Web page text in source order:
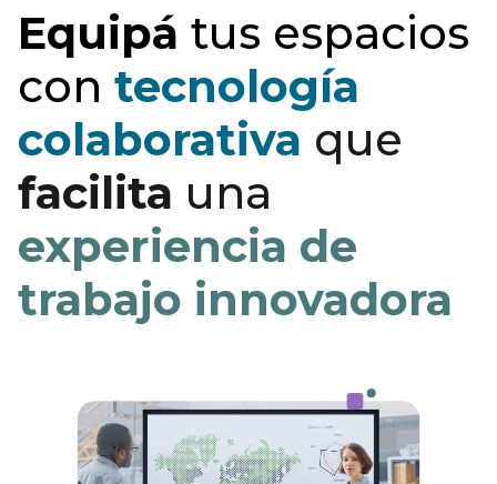
Equipá tus espacios
con tecnología
colaborativa que
facilita una
experiencia de
trabajo innovadora